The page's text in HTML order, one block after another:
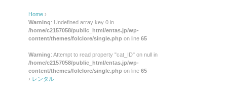
Home ›
Warning: Undefined array key 0 in
/home/c2157058/public_html/entas.jp/wp-
content/themes/folclore/single.php on line 65
Warning: Attempt to read property "cat_ID" on null in
/home/c2157058/public_html/entas.jp/wp-
content/themes/folclore/single.php on line 65
› レンタル